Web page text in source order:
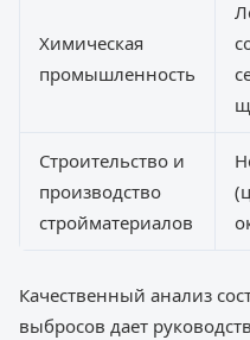
Химическая
промышленность
Строительство и
производство
стройматериалов
Качественный анализ
выбросов дает